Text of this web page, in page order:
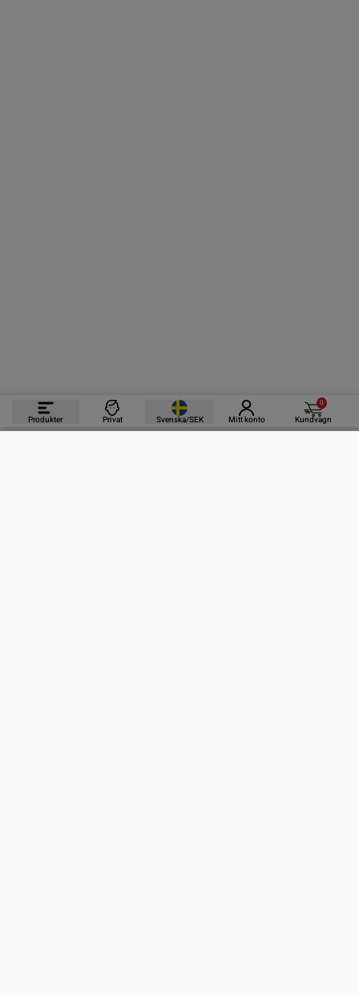
Produkter Privat Svenska/SEK Mitt konto
0
Kundvagn